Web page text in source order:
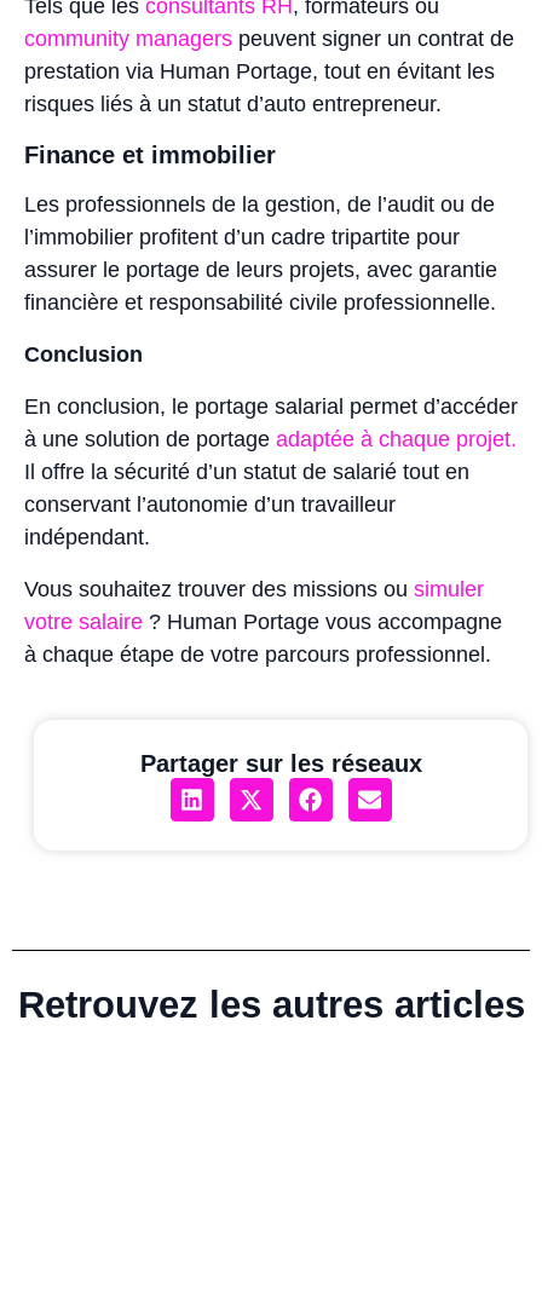
Tels que les consultants RH , formateurs ou
community managers peuvent signer un contrat de
prestation via Human Portage, tout en évitant les
risques liés à un statut d’auto entrepreneur.
Finance et immobilier
Les professionnels de la gestion, de l’audit ou de
l’immobilier profitent d’un cadre tripartite pour
assurer le portage de leurs projets, avec garantie
financière et responsabilité civile professionnelle.
Conclusion
En conclusion, le portage salarial permet d’accéder
à une solution de portage adaptée à chaque projet.
Il offre la sécurité d’un statut de salarié tout en
conservant l’autonomie d’un travailleur
indépendant.
Vous souhaitez trouver des missions ou simuler
votre salaire ? Human Portage vous accompagne
à chaque étape de votre parcours professionnel.
Partager sur les réseaux
Retrouvez les autres articles